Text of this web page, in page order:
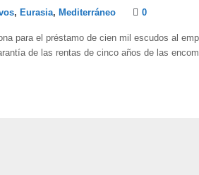
, Eurasia, Mediterráneo 0
para el préstamo de cien mil escudos al
de las rentas de cinco años de las